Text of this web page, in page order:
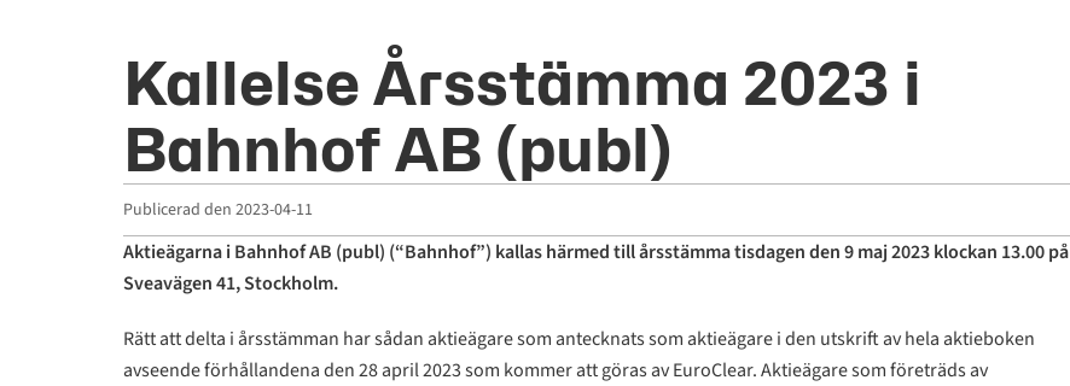
Kallelse Årsstämma 2023 i
Bahnhof AB (publ)
Publicerad den 2023-04-11
Aktieägarna i Bahnhof AB (publ) (“Bahnhof”) kallas härmed till årsstämma tisdagen den 9 maj 2023 klockan 13.00 på
Sveavägen 41, Stockholm.
Rätt att delta i årsstämman har sådan aktieägare som antecknats som aktieägare i den utskrift av hela aktieboken
avseende förhållandena den 28 april 2023 som kommer att göras av EuroClear. Aktieägare som företräds av